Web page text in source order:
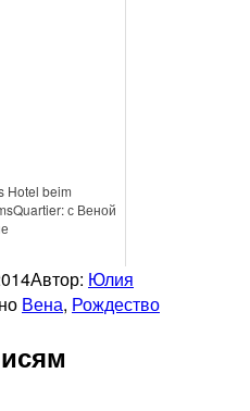
Hotel beim
с Веной
Автор: Юлия
Вена, Рождество